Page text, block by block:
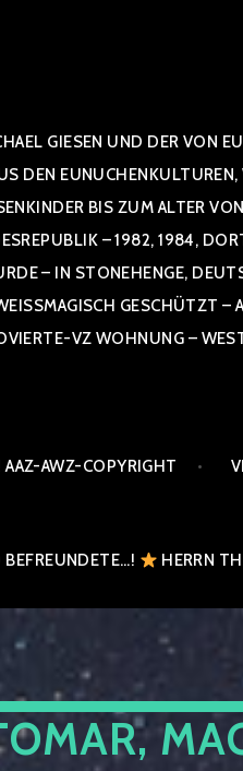
GIESEN UND DER VON
DEN
BIS ZUM ALTER
– 1982, 1984, DORT
– IN STONEHENGE,
GESCHÜTZT –
VZ WOHNUNG –
AWZ-COPYRIGHT
HERRN